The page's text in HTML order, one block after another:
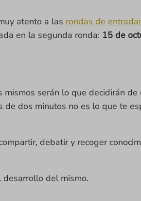
atento a las rondas de
en la segunda ronda: 15 de
serán lo que decidirán
dos minutos no es lo que te
debatir y recoger
del mismo.